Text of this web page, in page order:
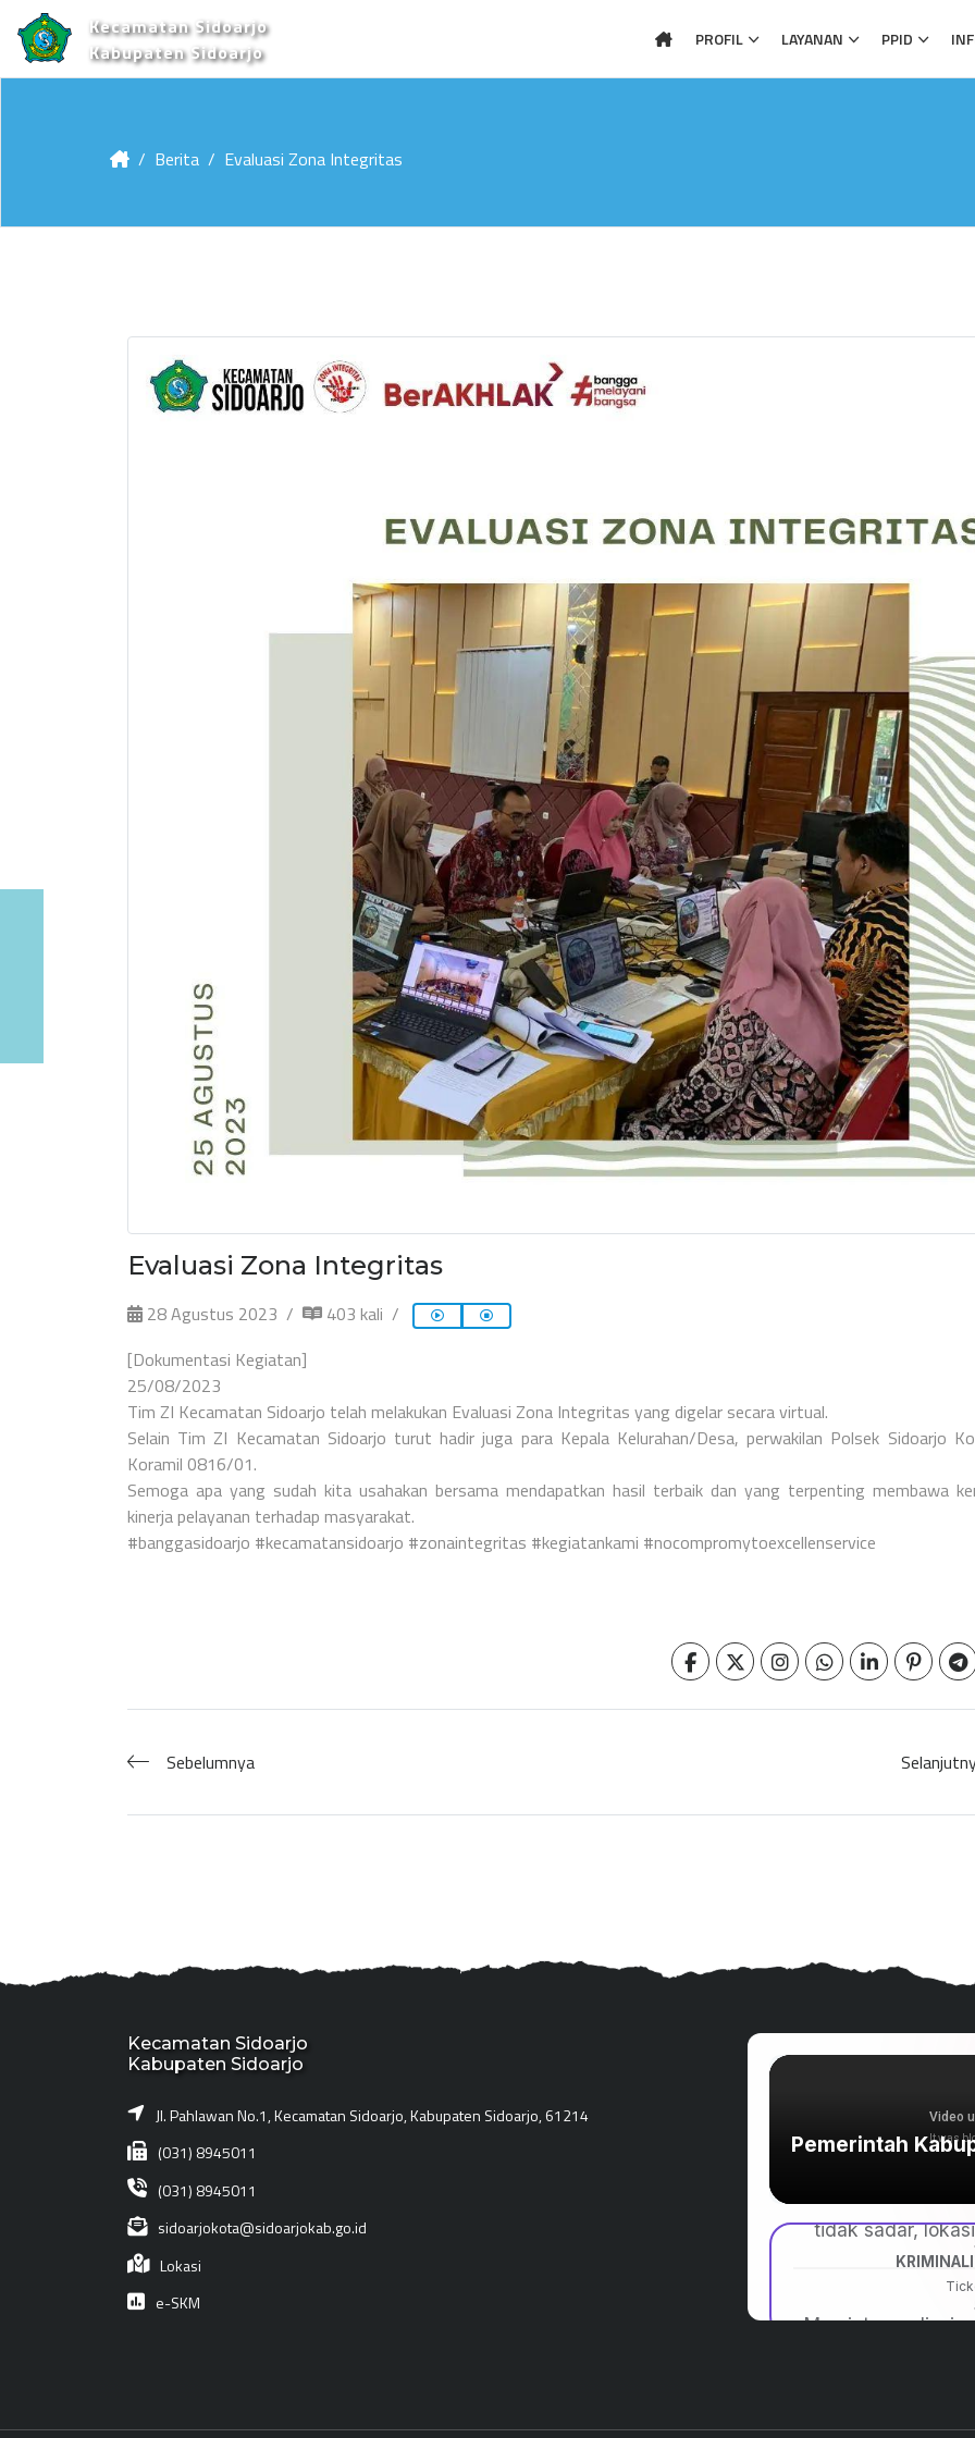
Kecamatan Sidoarjo
Kabupaten Sidoarjo
PROFIL LAYANAN PPID
Berita Evaluasi Zona Integritas
Evaluasi Zona Integritas
28 Agustus 2023
403 kali
[Dokumentasi Kegiatan]
25/08/2023
Tim ZI Kecamatan Sidoarjo telah melakukan Evaluasi Zona Integritas yang digelar secara virtual.
Selain Tim ZI Kecamatan Sidoarjo turut hadir juga para Kepala Kelurahan/Desa, perwakilan Polsek Sidoarjo
Koramil 0816/01.
Semoga apa yang sudah kita usahakan bersama mendapatkan hasil terbaik dan yang terpenting membawa
kinerja pelayanan terhadap masyarakat.
#banggasidoarjo #kecamatansidoarjo #zonaintegritas #kegiatankami #nocompromytoexcellenservice
Sebelumnya
Kecamatan Sidoarjo
Kabupaten Sidoarjo
Jl. Pahlawan No.1, Kecamatan Sidoarjo, Kabupaten Sidoarjo, 61214
(031) 8945011
(031) 8945011
sidoarjokota@sidoarjokab.go.id
Lokasi
e-SKM